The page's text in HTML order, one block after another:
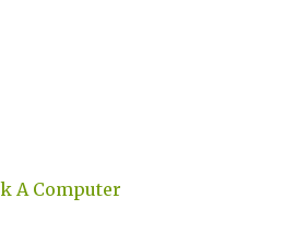
A Computer